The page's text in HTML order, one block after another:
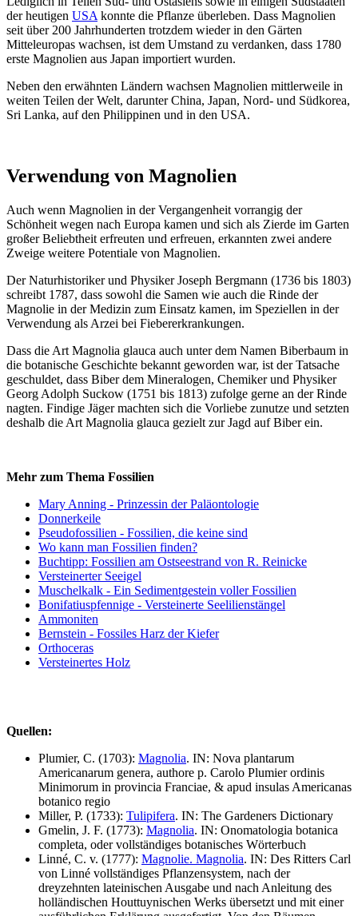
der heutigen USA konnte die Pflanze überleben. Dass Magnolien
seit über 200 Jahrhunderten trotzdem wieder in den Gärten
Mitteleuropas wachsen, ist dem Umstand zu verdanken, dass 1780
erste Magnolien aus Japan importiert wurden.
Neben den erwähnten Ländern wachsen Magnolien mittlerweile in
weiten Teilen der Welt, darunter China, Japan, Nord- und Südkorea,
Sri Lanka, auf den Philippinen und in den USA.
Verwendung von Magnolien
Auch wenn Magnolien in der Vergangenheit vorrangig der
Schönheit wegen nach Europa kamen und sich als Zierde im Garten
großer Beliebtheit erfreuten und erfreuen, erkannten zwei andere
Zweige weitere Potentiale von Magnolien.
Der Naturhistoriker und Physiker Joseph Bergmann (1736 bis 1803)
schreibt 1787, dass sowohl die Samen wie auch die Rinde der
Magnolie in der Medizin zum Einsatz kamen, im Speziellen in der
Verwendung als Arzei bei Fiebererkrankungen.
Dass die Art Magnolia glauca auch unter dem Namen Biberbaum in
die botanische Geschichte bekannt geworden war, ist der Tatsache
geschuldet, dass Biber dem Mineralogen, Chemiker und Physiker
Georg Adolph Suckow (1751 bis 1813) zufolge gerne an der Rinde
nagten. Findige Jäger machten sich die Vorliebe zunutze und setzten
deshalb die Art Magnolia glauca gezielt zur Jagd auf Biber ein.
Mehr zum Thema Fossilien
Mary Anning - Prinzessin der Paläontologie
Donnerkeile
Pseudofossilien - Fossilien, die keine sind
Wo kann man Fossilien finden?
Buchtipp: Fossilien am Ostseestrand von R. Reinicke
Versteinerter Seeigel
Muschelkalk - Ein Sedimentgestein voller Fossilien
Bonifatiuspfennige - Versteinerte Seelilienstängel
Ammoniten
Bernstein - Fossiles Harz der Kiefer
Orthoceras
Versteinertes Holz
Quellen:
Plumier, C. (1703): Magnolia. IN: Nova plantarum
Americanarum genera, authore p. Carolo Plumier ordinis
Minimorum in provincia Franciae, & apud insulas Americanas
botanico regio
Miller, P. (1733): Tulipifera. IN: The Gardeners Dictionary
Gmelin, J. F. (1773): Magnolia. IN: Onomatologia botanica
completa, oder vollständiges botanisches Wörterbuch
Linné, C. v. (1777): Magnolie. Magnolia. IN: Des Ritters Carl
von Linné vollständiges Pflanzensystem, nach der
dreyzehnten lateinischen Ausgabe und nach Anleitung des
holländischen Houttuynischen Werks übersetzt und mit einer